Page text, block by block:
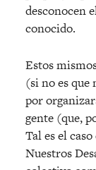
desconocen
conocido.
Estos
(si no es que
por
gente (que,
Tal es el caso
Nuestros